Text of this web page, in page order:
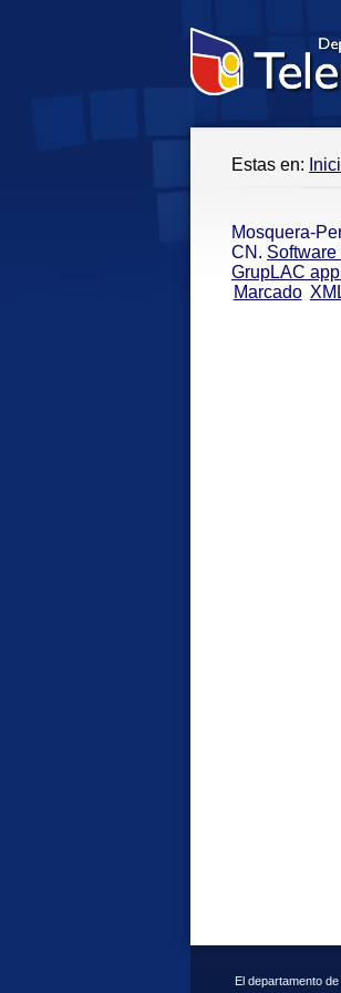
Estas en:
Mosquera-
CN .
GrupLAC
Marcado
El departamento